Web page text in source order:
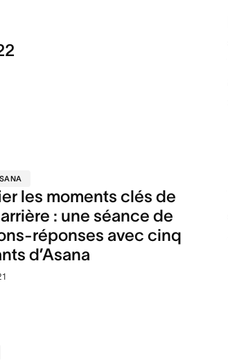
les moments clés de
: une séance de
réponses avec cinq
d’Asana